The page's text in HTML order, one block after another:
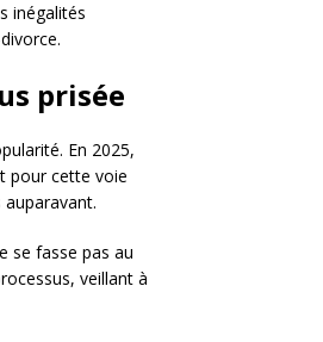
inégalités
prisée
En 2025,
pour cette voie
se fasse pas au
veillant à